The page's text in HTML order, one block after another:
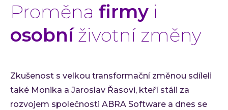
Proměna firmy i
osobníživotní změny
Zkušenost s velkou transformační změnou sdíleli
také Monika a Jaroslav Řasovi, kteří stáli za
rozvojem společnosti ABRA Software a dnes se